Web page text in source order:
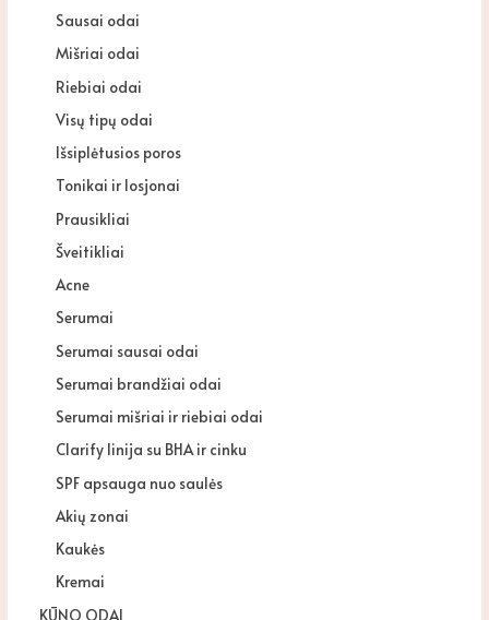
Sausai odai
Mišriai odai
Riebiai odai
Visų tipų odai
Išsiplėtusios poros
Tonikai ir losjonai
Prausikliai
Šveitikliai
Acne
Serumai
Serumai sausai odai
Serumai brandžiai odai
Serumai mišriai ir riebiai odai
Clarify linija su BHA ir cinku
SPF apsauga nuo saulės
Akių zonai
Kaukės
Kremai
KŪNO ODAI